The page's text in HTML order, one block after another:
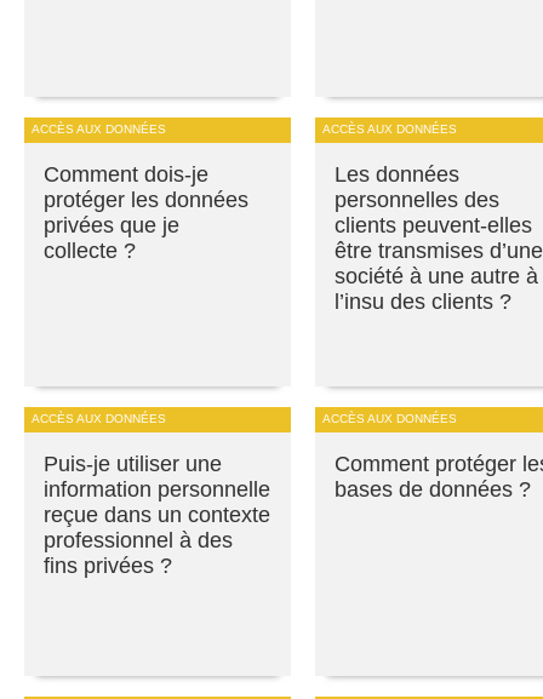
ACCÈS AUX DONNÉES
Comment dois-je
protéger les données
privées que je
collecte ?
ACCÈS AUX DONNÉES
Les données
personnelles des
clients peuvent-elles
être transmises d’une
société à une autre à
l’insu des clients ?
ACCÈS AUX DONNÉES
Puis-je utiliser une
information personnelle
reçue dans un contexte
professionnel à des
fins privées ?
ACCÈS AUX DONNÉES
Comment protéger
bases de données ?